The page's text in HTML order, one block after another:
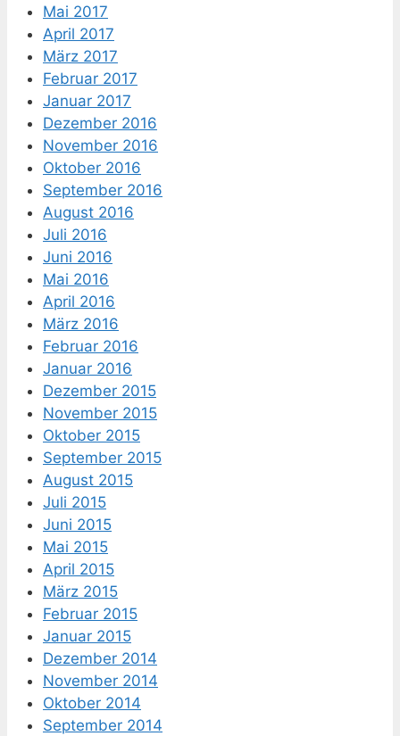
Mai 2017
April 2017
März 2017
Februar 2017
Januar 2017
Dezember 2016
November 2016
Oktober 2016
September 2016
August 2016
Juli 2016
Juni 2016
Mai 2016
April 2016
März 2016
Februar 2016
Januar 2016
Dezember 2015
November 2015
Oktober 2015
September 2015
August 2015
Juli 2015
Juni 2015
Mai 2015
April 2015
März 2015
Februar 2015
Januar 2015
Dezember 2014
November 2014
Oktober 2014
September 2014